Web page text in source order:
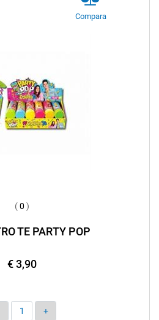
Compara
(0 )
TE PARTY POP
€ 3,90
Quantità